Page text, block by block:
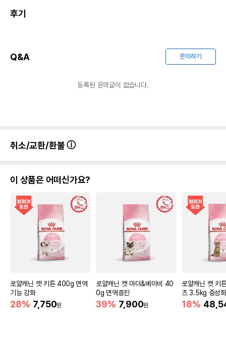
후기
Q&A 문의하기
등록된 문의글이 없습니다.
취소/교환/환불
이 상품은 어떠신가요?
로얄캐닌 캣 키튼 400g 면역
기능 강화
28% 7,750원
로얄캐닌 캣 마더&베이비 40
0g 면역증진
39% 7,900원
로얄캐닌 캣 키
즈 3.5kg 중성
18%